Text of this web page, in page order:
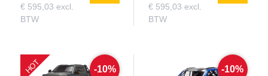
€ 595,03 excl.
BTW
€ 595,03 excl.
BTW
HOT -10% -10%